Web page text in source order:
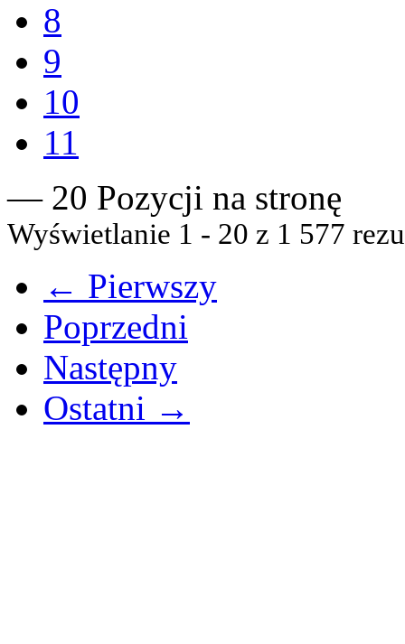
8
9
10
11
— 20 Pozycji na stronę
Wyświetlanie 1 - 20 z 1 577
← Pierwszy
Poprzedni
Następny
Ostatni →